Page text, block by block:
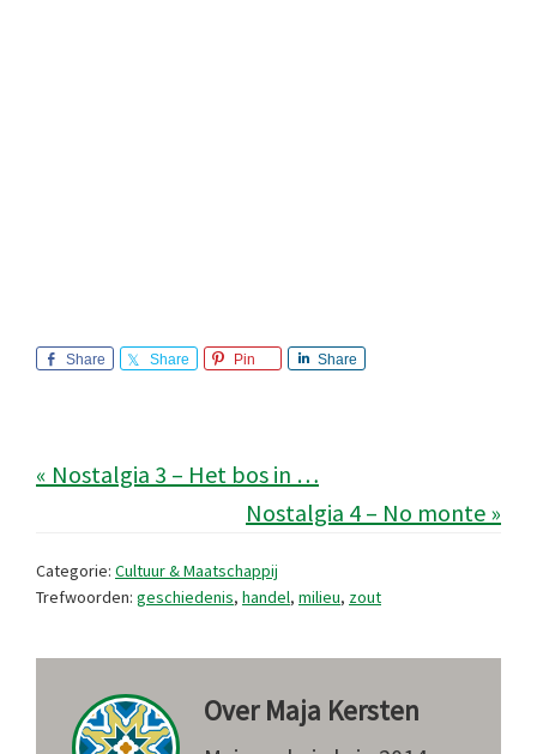
Share Share Pin Share
« Nostalgia 3 – Het bos in …
Nostalgia 4 – No monte »
Categorie: Cultuur & Maatschappij
Trefwoorden: geschiedenis, handel, milieu, zout
OverMaja Kersten